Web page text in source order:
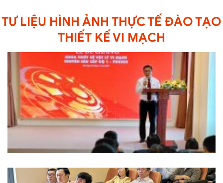
TƯ LIỆU HÌNH ẢNH THỰC TẾ ĐÀO TẠO
THIẾT KẾ VI MẠCH